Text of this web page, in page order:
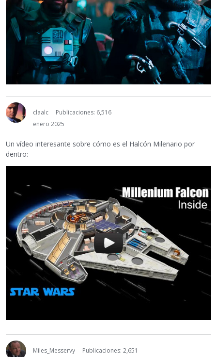
claalc
Publicaciones: 6,516
enero 2025
Un vídeo interesante sobre cómo es el Halcón Milenario por
dentro:
Miles_Messervy
Publicaciones: 2,651